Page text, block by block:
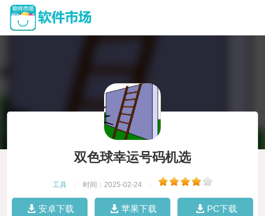
双色球幸运号码机选
工具 时间：2025-02-24
安卓下载 苹果下载 PC下载